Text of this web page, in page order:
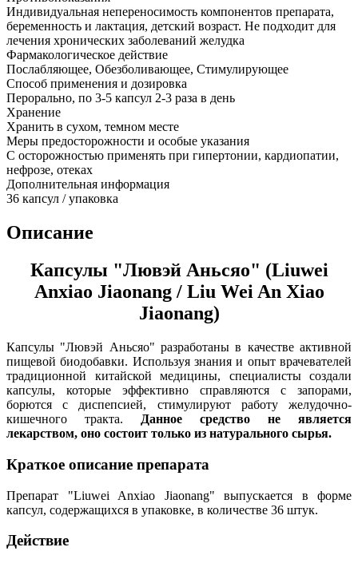
Индивидуальная непереносимость компонентов препарата,
беременность и лактация, детский возраст. Не подходит для
лечения хронических заболеваний желудка
Фармакологическое действие
Послабляющее, Обезболивающее, Стимулирующее
Способ применения и дозировка
Перорально, по 3-5 капсул 2-3 раза в день
Хранение
Хранить в сухом, темном месте
Меры предосторожности и особые указания
С осторожностью применять при гипертонии, кардиопатии,
нефрозе, отеках
Дополнительная информация
36 капсул / упаковка
Описание
Капсулы "Лювэй Аньсяо" (Liuwei
Anxiao Jiaonang / Liu Wei An Xiao
Jiaonang)
Капсулы "Лювэй Аньсяо" разработаны в качестве активной
пищевой биодобавки. Используя знания и опыт врачевателей
традиционной китайской медицины, специалисты создали
капсулы, которые эффективно справляются с запорами,
борются с диспепсией, стимулируют работу желудочно-
кишечного тракта.
Данное средство не является
лекарством, оно состоит только из натурального сырья.
Краткое описание препарата
Препарат "Liuwei Anxiao Jiaonang" выпускается в форме
капсул, содержащихся в упаковке, в количестве 36 штук.
Действие